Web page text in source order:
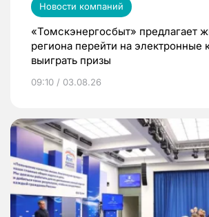
Новости компаний
«Томскэнергосбыт» предлагает
региона перейти на электронные
выиграть призы
09:10 / 03.08.26